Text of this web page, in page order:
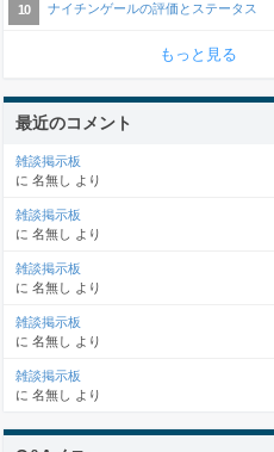
ナイチンゲールの評価とステータス
もっと見る
最近のコメント
雑談掲示板
に 名無し より
雑談掲示板
に 名無し より
雑談掲示板
に 名無し より
雑談掲示板
に 名無し より
雑談掲示板
に 名無し より